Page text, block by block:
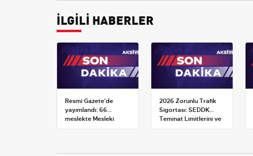
İLGİLİ HABERLER
Resmi Gazete'de
yayımlandı: 66
meslekte Mesleki
Yeterlilik Belgesi
2026 Zorunlu Trafik
Sigortası: SEDDK
Teminat Limitlerini ve
Çoklu Araç Tarifesini